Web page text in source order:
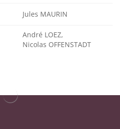
Jules MAURIN
André LOEZ,
Nicolas OFFENSTADT